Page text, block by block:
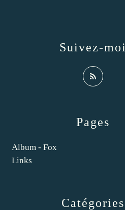
Catégories
Pages
Album - Fox
Links
Suivez-moi